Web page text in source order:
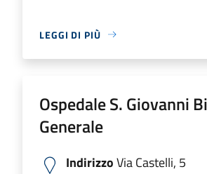
LEGGI DI PIÙ
Ospedale S. Giovanni
Generale
IndirizzoVia Castelli, 5